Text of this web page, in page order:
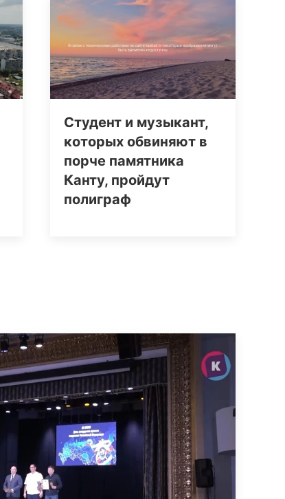
Студент и музыкант,
которых обвиняют в
порче памятника
Канту, пройдут
полиграф